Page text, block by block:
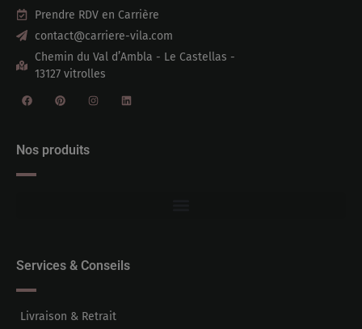
Prendre RDV en Carrière
contact@carriere-vila.com
Chemin du Val d’Ambla - Le Castellas -
13127 vitrolles
Nos produits
Services & Conseils
Livraison & Retrait